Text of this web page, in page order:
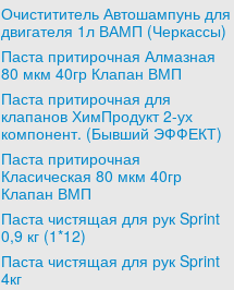
Очистититель Автошампунь для
двигателя 1л ВАМП (Черкассы)
Паста притирочная Алмазная
80 мкм 40гр Клапан ВМП
Паста притирочная для
клапанов ХимПродукт 2-ух
компонент. (Бывший ЭФФЕКТ)
Паста притирочная
Класическая 80 мкм 40гр
Клапан ВМП
Паста чистящая для рук Sprint
0,9 кг (1*12)
Паста чистящая для рук Sprint
4кг